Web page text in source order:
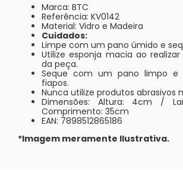
Marca: BTC
Referência: KV0142
Material: Vidro e Madeira
Cuidados:
Limpe com um pano úmido e
Utilize esponja macia ao
da peça.
Seque com um pano limpo e
fiapos.
Nunca utilize produtos abrasivos
Dimensões: Altura: 4cm /
Comprimento: 35cm
EAN: 7898512865186
*Imagem meramente Ilustrativa.